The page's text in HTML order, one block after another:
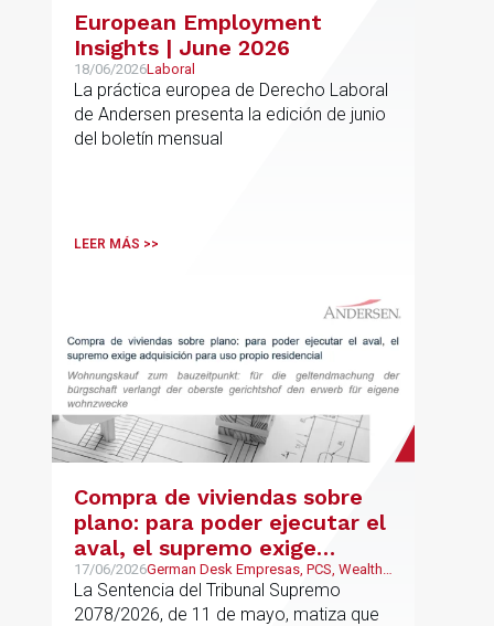
European Employment
Insights | June 2026
18/06/2026Laboral
La práctica europea de Derecho Laboral
de Andersen presenta la edición de junio
del boletín mensual
LEER MÁS >>
Compra de viviendas sobre
plano: para poder ejecutar el
aval, el supremo exige
adquisición para uso propio
residencial
17/06/2026German Desk Empresas, PCS, Wealth
Management & Family Business
La Sentencia del Tribunal Supremo
2078/2026, de 11 de mayo, matiza que